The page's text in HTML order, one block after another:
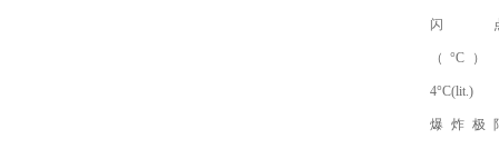
闪
（°C）
4°C(lit.)
爆炸极